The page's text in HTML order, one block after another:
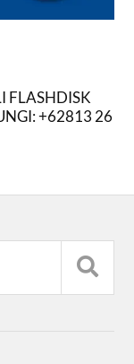
FLASHDISK
+62813 26